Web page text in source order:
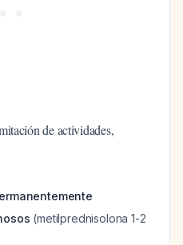
de actividades,
(metilprednisolona 1-2